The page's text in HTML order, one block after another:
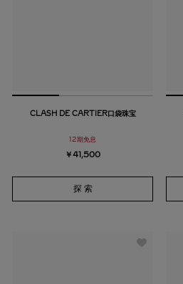
CLASH DE CARTIER口袋珠宝
12期免息
￥41,500
探 索